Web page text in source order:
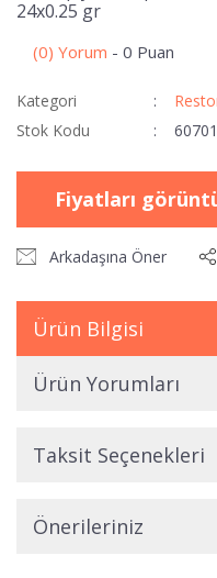
24x0.25 gr
(0) Yorum - 0 Puan
Kategori
Stok Kodu
Fiyatları
Arkadaşına Öner
Ürün Bilgisi
Ürün Yorumları
Taksit Seçenekleri
Önerileriniz